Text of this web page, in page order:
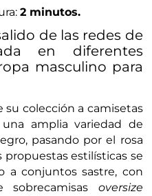
2 minutos.
de las redes de
en diferentes
masculino para
colección a camisetas
amplia variedad de
pasando por el rosa
propuestas estilísticas se
a conjuntos sastre, con
sobrecamisas oversize